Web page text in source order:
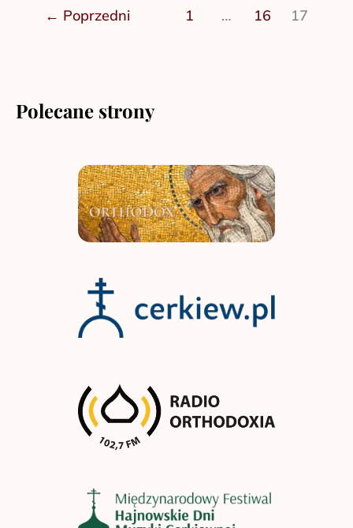
← Poprzedni 1 … 16 17
Polecane strony